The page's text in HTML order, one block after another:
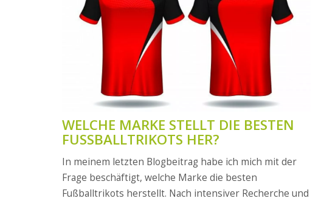
WELCHE MARKE STELLT DIE BESTEN
FUSSBALLTRIKOTS HER?
In meinem letzten Blogbeitrag habe ich mich mit der
Frage beschäftigt, welche Marke die besten
Fußballtrikots herstellt. Nach intensiver Recherche und